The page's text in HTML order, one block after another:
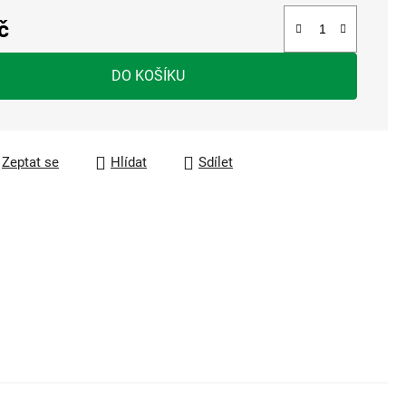
DO KOŠÍKU
Zeptat se Hlídat Sdílet